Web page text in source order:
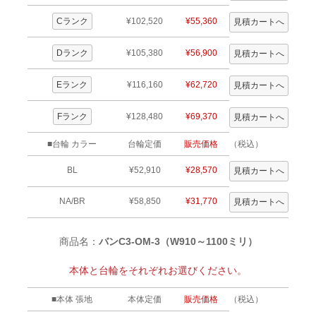
Cランク ¥102,520 ¥55,360
Dランク ¥105,380 ¥56,900
Eランク ¥116,160 ¥62,720
Fランク ¥128,480 ¥69,370
■台輪 カラー 台輪定価 販売価格 （税込）
BL ¥52,910 ¥28,570
NA/BR ¥58,850 ¥31,770
商品名： バンC3-OM-3（W910～1100ミリ）
本体と台輪をそれぞれお選びください。
■本体 張地 本体定価 販売価格 （税込）